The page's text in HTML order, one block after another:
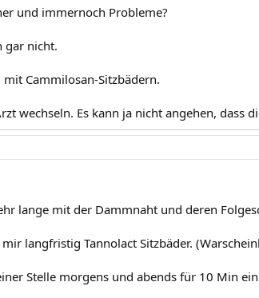
und immernoch Probleme?
gar nicht.
mit Cammilosan-Sitzbädern.
wechseln. Es kann ja nicht angehen, dass
lange mit der Dammnaht und deren
langfristig Tannolact Sitzbäder.
Stelle morgens und abends für 10 Min